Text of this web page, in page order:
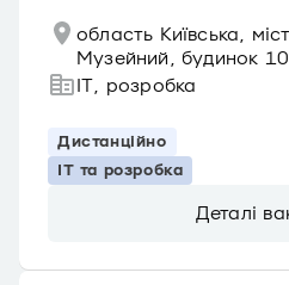
область Київська,
Музейний, будинок 10
IT, розробка
Дистанційно
IT та розробка
Деталі